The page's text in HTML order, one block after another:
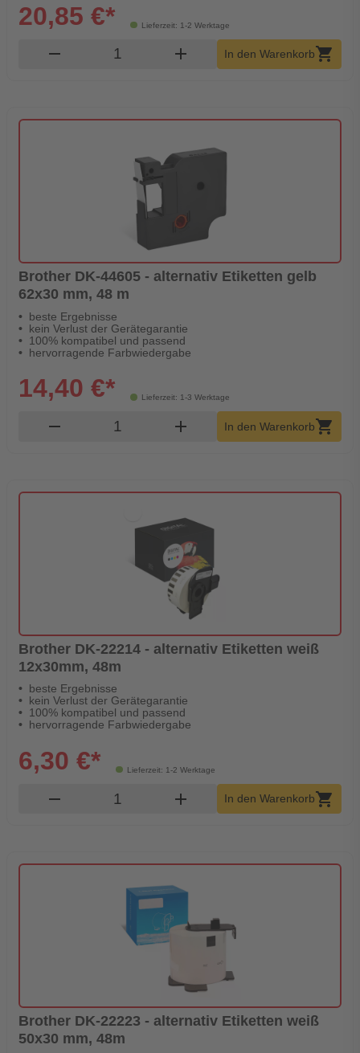
Lieferzeit: 1-2 Werktage
20,85 €*
remove Produkt Warenkorb Menge
add In den Warenkorb shopping_cart
Brother DK-44605 - alternativ Etiketten gelb
62x30 mm, 48 m
beste Ergebnisse
kein Verlust der Gerätegarantie
100% kompatibel und passend
hervorragende Farbwiedergabe
Lieferzeit: 1-3 Werktage
14,40 €*
remove Produkt Warenkorb Menge
add In den Warenkorbshopping_cart
Brother DK-22214 - alternativ Etiketten weiß
12x30mm, 48m
beste Ergebnisse
kein Verlust der Gerätegarantie
100% kompatibel und passend
hervorragende Farbwiedergabe
Lieferzeit: 1-2 Werktage
6,30 €*
remove Produkt Warenkorb Menge
add In den Warenkorbshopping_cart
Brother DK-22223 - alternativ Etiketten weiß
50x30 mm, 48m